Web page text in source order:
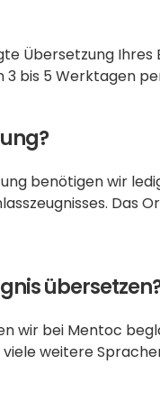
Übersetzung Ihres
3 bis 5 Werktagen
benötigen wir
Das
wir bei Mentoc
weitere